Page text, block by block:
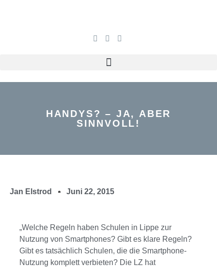
HANDYS? – JA, ABER
SINNVOLL!
Jan Elstrod Juni 22, 2015
„Welche Regeln haben Schulen in Lippe zur
Nutzung von Smartphones? Gibt es klare Regeln?
Gibt es tatsächlich Schulen, die die Smartphone-
Nutzung komplett verbieten? Die LZ hat